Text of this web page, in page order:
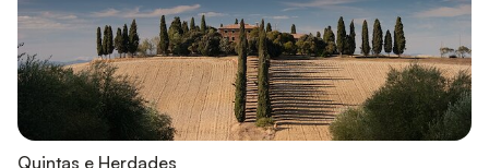
Quintas e Herdades